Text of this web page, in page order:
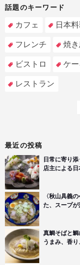
話題のキーワード
カフェ 日本
フレンチ 焼
ビストロ ケー
レストラン
最近の投稿
日常に寄り
店主による
〈秋山具義
た、スープ
真鯛そばと
うまみ、香